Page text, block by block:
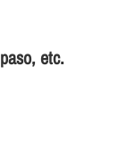
etc.